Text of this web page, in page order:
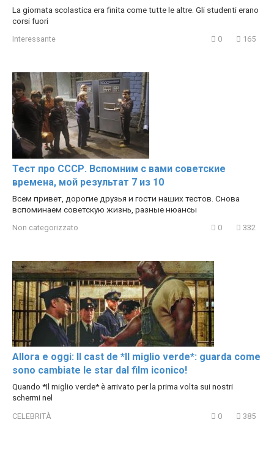
La giornata scolastica era finita come tutte le altre. Gli studenti erano
corsi fuori
Interessante 0 165
Тест про СССР. Вспомним с вами советские
времена, мой результат 7 из 10
Всем привет, дорогие друзья и гости наших тестов. Снова
вспоминаем советскую жизнь, разные нюансы
Non categorizzato 0 332
Allora e oggi: Il cast de *Il miglio verde*: guarda come
sono cambiate le star dal film iconico!
Quando *Il miglio verde* è arrivato per la prima volta sui nostri
schermi nel
CELEBRITÀ 0 385